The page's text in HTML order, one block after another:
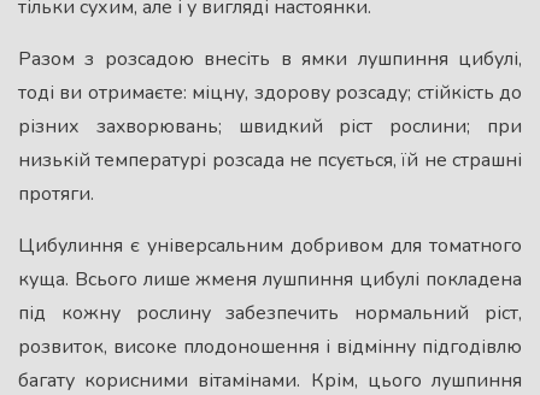
тільки сухим, але і у вигляді настоянки.
Разом з розсадою внесіть в ямки лушпиння цибулі,
тоді ви отримаєте: міцну, здорову розсаду; стійкість до
різних заxворювань; швидкий ріст рослини; при
низькій температурі розсада не псується, їй не страшні
протяги.
Цибулиння є універсальним добривом для томатного
куща. Всього лише жменя лушпиння цибулі покладена
під кожну рослину забезпечить нормальний ріст,
розвиток, високе плодоношення і відмінну підгодівлю
багату корисними вітамінами. Крім, цього лушпиння